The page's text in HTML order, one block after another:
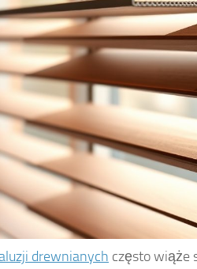
drewnianych często wiąże